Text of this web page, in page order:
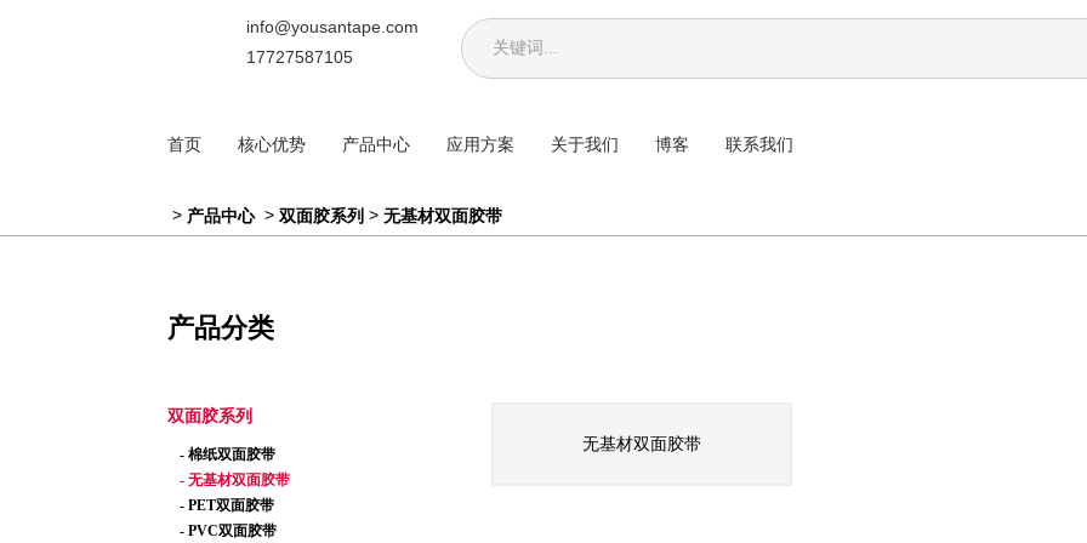
info@yousantape.com
17727587105
首页 核心优势 产品中心 应用方案 关于我们 博客 联系我们
> 产品中心 > 双面胶系列> 无基材双面胶带
产品分类
双面胶系列
- 棉纸双面胶带
- 无基材双面胶带
- PET双面胶带
- PVC双面胶带
无基材双面胶带